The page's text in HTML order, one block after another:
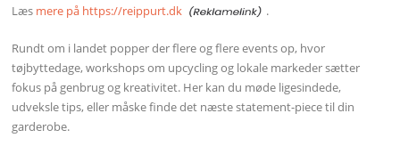
Læs mere på https://reippurt.dk .
Rundt om i landet popper der flere og flere events op, hvor
tøjbyttedage, workshops om upcycling og lokale markeder sætter
fokus på genbrug og kreativitet. Her kan du møde ligesindede,
udveksle tips, eller måske finde det næste statement-piece til din
garderobe.